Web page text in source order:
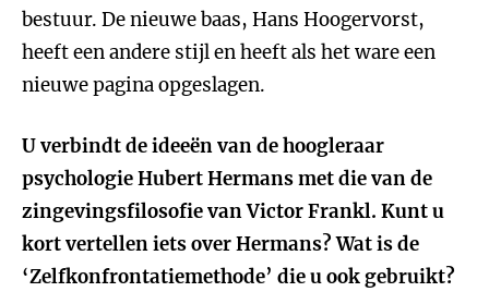
bestuur. De nieuwe baas, Hans Hoogervorst,
heeft een andere stijl en heeft als het ware een
nieuwe pagina opgeslagen.
U verbindt de ideeën van de hoogleraar
psychologie Hubert Hermans met die van de
zingevingsfilosofie van Victor Frankl. Kunt u
kort vertellen iets over Hermans? Wat is de
‘Zelfkonfrontatiemethode’ die u ook gebruikt?